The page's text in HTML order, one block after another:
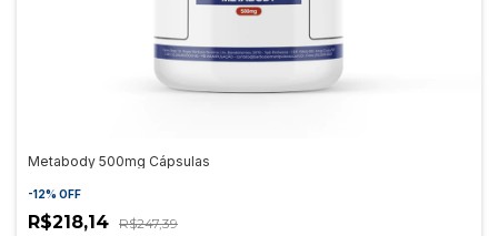
Metabody 500mg Cápsulas
-12% OFF
R$218,14 R$247,39